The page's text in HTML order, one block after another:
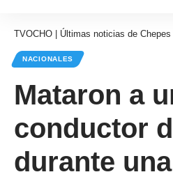
TVOCHO | Últimas noticias de
NACIONALES
Mataron a
conductor
durante una